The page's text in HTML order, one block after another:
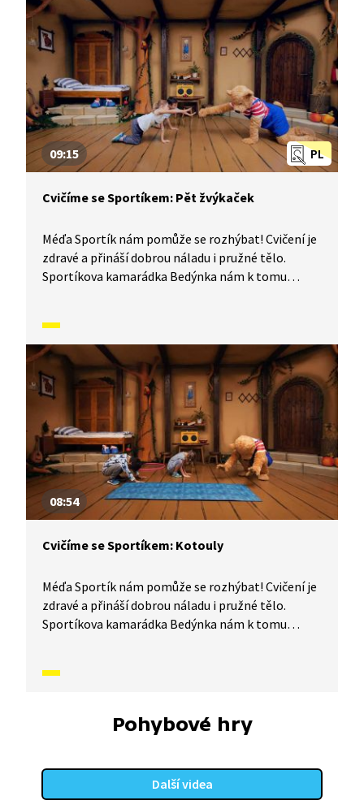
V dnešním díle vám Sportík ukáže, jak se cvičí
na lavičce, skáče přes švihadlo a jak se protahuje
celé tělo.
PL
09:15
Cvičíme se Sportíkem: Pět žvýkaček
Méďa Sportík nám pomůže se rozhýbat! Cvičení je
zdravé a přináší dobrou náladu i pružné tělo.
Sportíkova kamarádka Bedýnka nám k tomu
Jenom pozor, aby vám u toho nedošel dech.
V dnešním díle vám Sportík ukáže, jak si krásně
protáhnout celé tělo.
08:54
Cvičíme se Sportíkem: Kotouly
Méďa Sportík nám pomůže se rozhýbat! Cvičení je
zdravé a přináší dobrou náladu i pružné tělo.
Sportíkova kamarádka Bedýnka nám k tomu
Jenom pozor, aby vám u toho nedošel dech.
cvičí kotoul vpřed i vzad.Pohybové hry
Další videa